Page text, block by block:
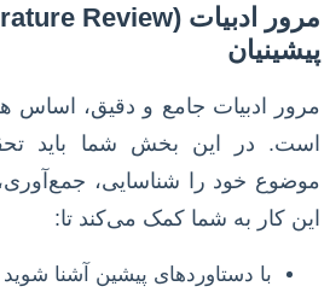
پیشینیان
مرور ادبیات جامع و دقیق، اساس
است. در این بخش شما باید
موضوع خود را شناسایی، جمع‌آوری،
این کار به شما کمک می‌کند تا:
با دستاوردهای پیشین آشنا شوید